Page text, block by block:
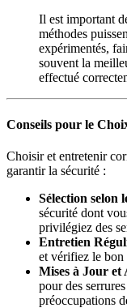
Il est important
méthodes
expérimentés,
souvent la
effectué
Conseils pour le
Choisir et entretenir
garantir la sécurité :
Sélection selon
sécurité dont
privilégiez des
Entretien
et vérifiez le bon
Mises à Jour et
pour des
préoccupations